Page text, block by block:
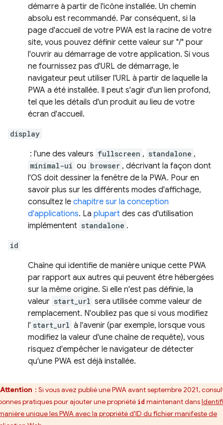
démarre à partir de l'icône installée. Un chemin
absolu est recommandé. Par conséquent, si la
page d'accueil de votre PWA est la racine de votre
site, vous pouvez définir cette valeur sur "/" pour
l'ouvrir au démarrage de votre application. Si vous
ne fournissez pas d'URL de démarrage, le
navigateur peut utiliser l'URL à partir de laquelle la
PWA a été installée. Il peut s'agir d'un lien profond,
tel que les détails d'un produit au lieu de votre
écran d'accueil.
display
: l'une des valeurs fullscreen , standalone ,
minimal-ui ou browser , décrivant la façon dont
l'OS doit dessiner la fenêtre de la PWA. Pour en
savoir plus sur les différents modes d'affichage,
consultez le chapitre sur la conception
d'applications. La plupart des cas d'utilisation
implémentent standalone .
id
Chaîne qui identifie de manière unique cette PWA
par rapport aux autres qui peuvent être hébergées
sur la même origine. Si elle n'est pas définie, la
valeur start_url sera utilisée comme valeur de
remplacement. N'oubliez pas que si vous modifiez
l' start_url à l'avenir (par exemple, lorsque vous
modifiez la valeur d'une chaîne de requête), vous
risquez d'empêcher le navigateur de détecter
qu'une PWA est déjà installée.
Attention : Si vous avez publié une PWA avant septembre 2021,
pratiques pour ajouter une propriété id maintenant dans
unique les PWA avec la propriété d'ID du fichier manifeste de